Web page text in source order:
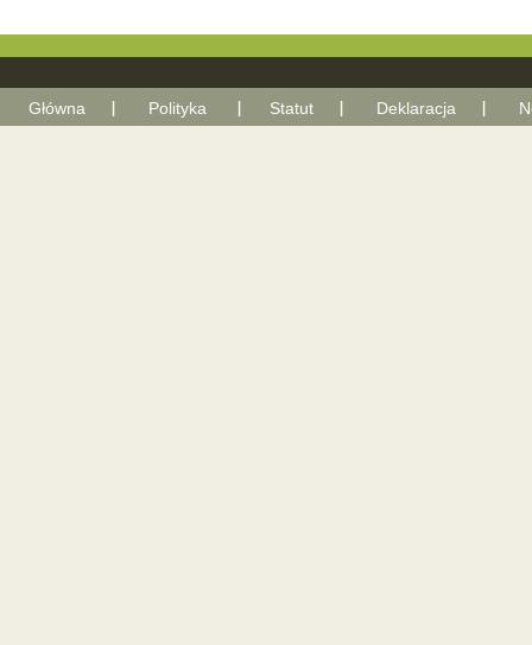
Główna Polityka Statut Deklaracja With